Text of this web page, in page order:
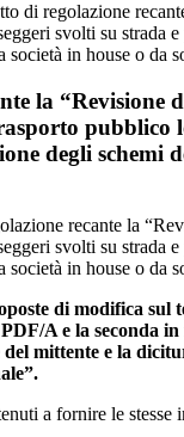
di regolazione
svolti su
in house o da
la
degli schemi
recante la
svolti su
in house o da
di modifica sul
A e la seconda
mittente e la
a fornire le